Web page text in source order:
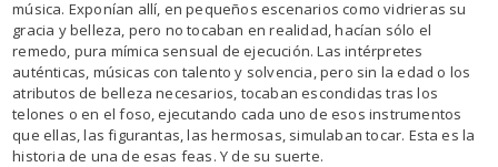
música. Exponían allí, en pequeños escenarios como vidrieras su
gracia y belleza, pero no tocaban en realidad, hacían sólo el
remedo, pura mímica sensual de ejecución. Las intérpretes
auténticas, músicas con talento y solvencia, pero sin la edad o los
atributos de belleza necesarios, tocaban escondidas tras los
telones o en el foso, ejecutando cada uno de esos instrumentos
que ellas, las figurantas, las hermosas, simulaban tocar. Esta es la
historia de una de esas feas. Y de su suerte.